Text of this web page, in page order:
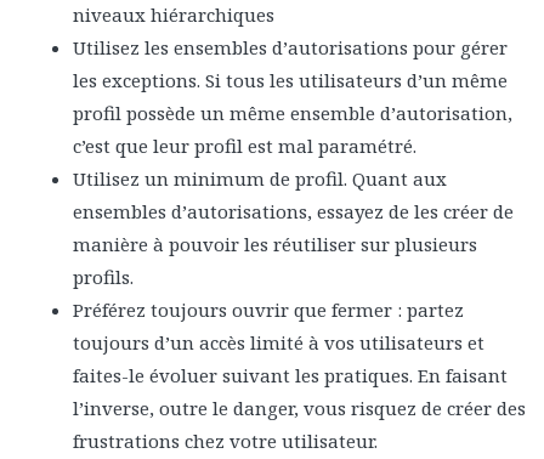
niveaux hiérarchiques
Utilisez les ensembles d’autorisations pour gérer
les exceptions. Si tous les utilisateurs d’un même
profil possède un même ensemble d’autorisation,
c’est que leur profil est mal paramétré.
Utilisez un minimum de profil. Quant aux
ensembles d’autorisations, essayez de les créer de
manière à pouvoir les réutiliser sur plusieurs
profils.
Préférez toujours ouvrir que fermer : partez
toujours d’un accès limité à vos utilisateurs et
faites-le évoluer suivant les pratiques. En faisant
l’inverse, outre le danger, vous risquez de créer des
frustrations chez votre utilisateur.